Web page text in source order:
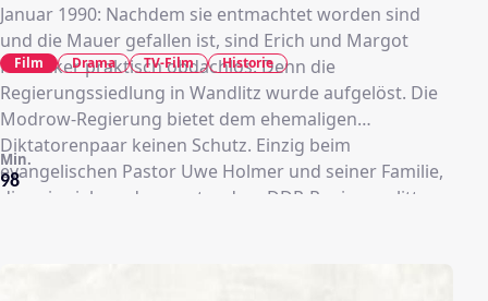
Januar 1990: Nachdem sie entmachtet worden sind
und die Mauer gefallen ist, sind Erich und Margot
Honecker praktisch obdachlos. Denn die
Regierungssiedlung in Wandlitz wurde aufgelöst. Die
Modrow-Regierung bietet dem ehemaligen
Diktatorenpaar keinen Schutz. Einzig beim
evangelischen Pastor Uwe Holmer und seiner Familie,
die, wie viele andere, unter dem DDR-Regime gelitten
98
Min.
Film Drama TV-Film Historie